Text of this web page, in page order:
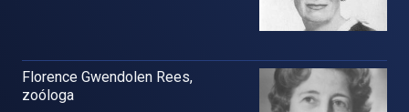
Florence Gwendolen Rees,
zoóloga